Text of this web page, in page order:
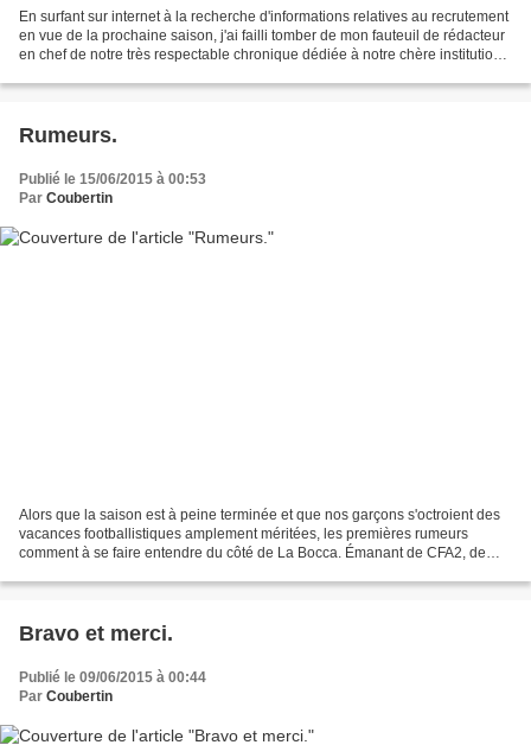
En surfant sur internet à la recherche d'informations relatives au recrutement
en vue de la prochaine saison, j'ai failli tomber de mon fauteuil de rédacteur
en chef de notre très respectable chronique dédiée à notre chère institution
Rumeurs.
Publié le 15/06/2015 à 00:53
Par Coubertin
Alors que la saison est à peine terminée et que nos garçons s'octroient des
vacances footballistiques amplement méritées, les premières rumeurs
comment à se faire entendre du côté de La Bocca. Émanant de CFA2, de
Bravo et merci.
Publié le 09/06/2015 à 00:44
Par Coubertin